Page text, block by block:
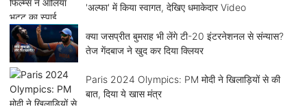
'अल्फा' में किया स्वागत, देखिए धमाकेदार Video
क्या जसप्रीत बुमराह भी लेंगे टी-20 इंटरनेशनल से संन्यास?
तेज गेंदबाज ने खुद कर दिया क्लियर
Paris 2024 Olympics: PM मोदी ने खिलाड़ियों से की
बात, दिया ये खास मंत्र